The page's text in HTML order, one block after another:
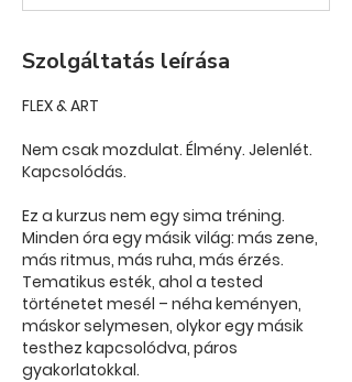
é
t
Szolgáltatás leírása
FLEX & ART
Nem csak mozdulat. Élmény. Jelenlét.
Kapcsolódás.
Ez a kurzus nem egy sima tréning.
Minden óra egy másik világ: más zene,
más ritmus, más ruha, más érzés.
Tematikus esték, ahol a tested
történetet mesél – néha keményen,
máskor selymesen, olykor egy másik
testhez kapcsolódva, páros
gyakorlatokkal.